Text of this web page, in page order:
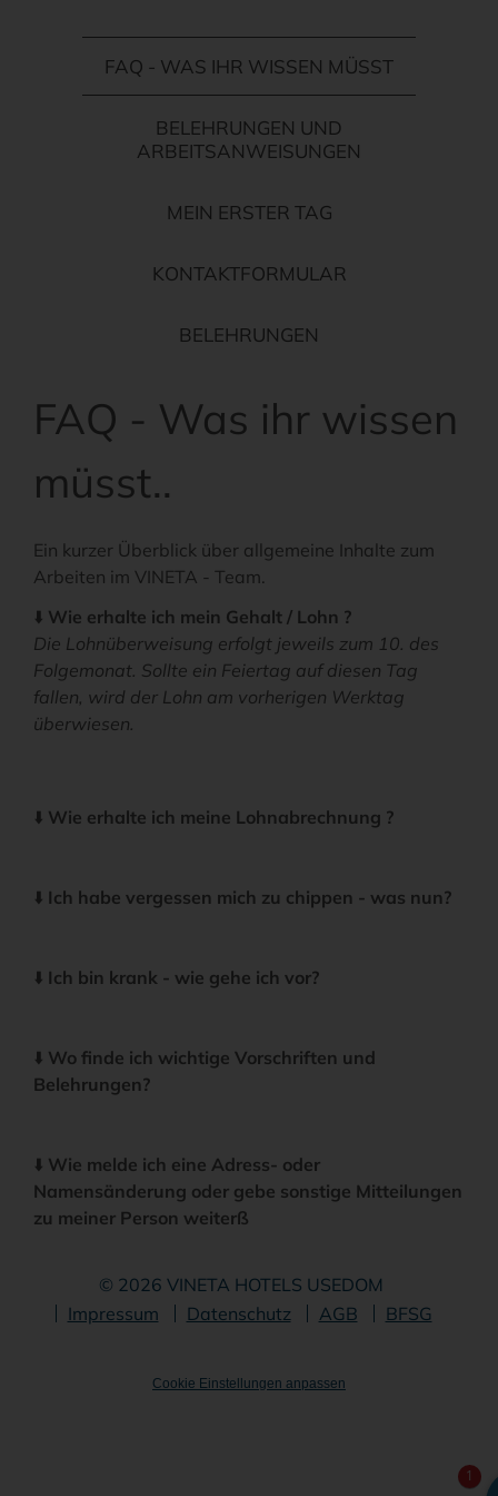
FAQ - WAS IHR WISSEN MÜSST
BELEHRUNGEN UND
ARBEITSANWEISUNGEN
MEIN ERSTER TAG
KONTAKTFORMULAR
BELEHRUNGEN
FAQ - Was ihr wissen
müsst..
Ein kurzer Überblick über allgemeine Inhalte zum
Arbeiten im VINETA - Team.
⬇️ Wie erhalte ich mein Gehalt / Lohn ?
Die Lohnüberweisung erfolgt jeweils zum 10. des
Folgemonat. Sollte ein Feiertag auf diesen Tag
fallen, wird der Lohn am vorherigen Werktag
überwiesen.
⬇️ Wie erhalte ich meine Lohnabrechnung ?
⬇️ Ich habe vergessen mich zu chippen - was nun?
⬇️ Ich bin krank - wie gehe ich vor?
⬇️ Wo finde ich wichtige Vorschriften und
Belehrungen?
⬇️ Wie melde ich eine Adress- oder
Namensänderung oder gebe sonstige Mitteilungen
zu meiner Person weiterß
© 2026 VINETA HOTELS USEDOM
Navigation
Impressum Datenschutz AGB BFSG
Cookie Einstellungen anpassen
1